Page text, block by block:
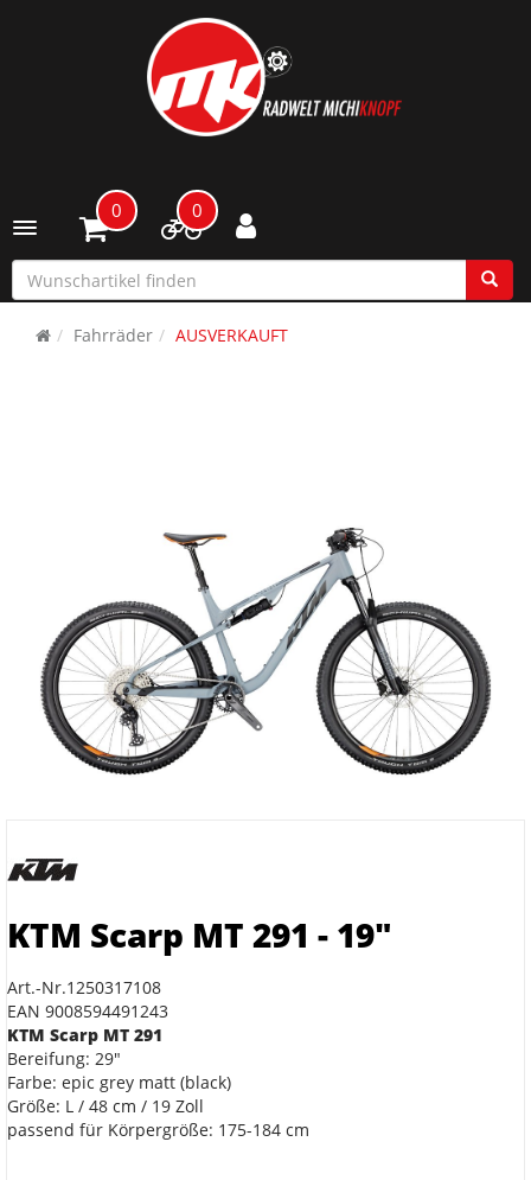
Toggle navigation
0 0
Fahrräder AUSVERKAUFT
KTM Scarp MT 291 - 19"
Art.-Nr.1250317108
EAN 9008594491243
KTM Scarp MT 291
Bereifung: 29"
Farbe: epic grey matt (black)
Größe: L / 48 cm / 19 Zoll
passend für Körpergröße: 175-184 cm